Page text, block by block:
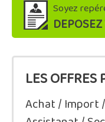
Soyez
LES OFFRES
Achat / Import